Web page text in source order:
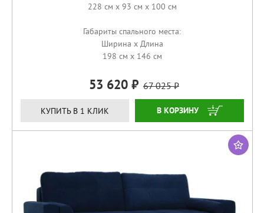
228 см x 93 см x 100 см
Габариты спального места:
Ширина x Длина
198 см x 146 см
53 620 67 025
КУПИТЬ В 1 КЛИК КУПИТЬ